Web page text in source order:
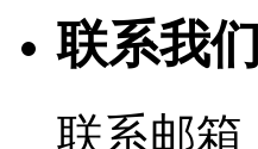
联系我们
联系邮箱